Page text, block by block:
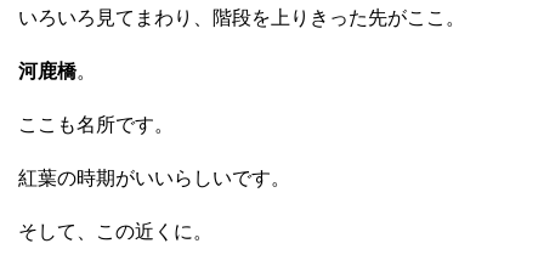
いろいろ見てまわり、階段を上りきった先がここ。
河鹿橋。
ここも名所です。
紅葉の時期がいいらしいです。
そして、この近くに。